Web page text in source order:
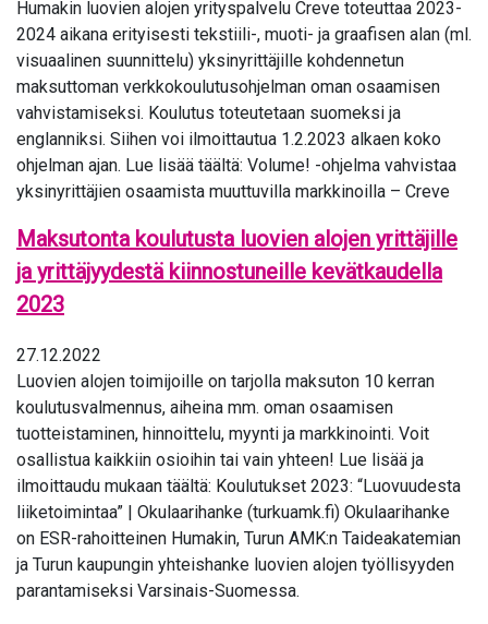
Humakin luovien alojen yrityspalvelu Creve toteuttaa 2023-
2024 aikana erityisesti tekstiili-, muoti- ja graafisen alan (ml.
visuaalinen suunnittelu) yksinyrittäjille kohdennetun
maksuttoman verkkokoulutusohjelman oman osaamisen
vahvistamiseksi. Koulutus toteutetaan suomeksi ja
englanniksi. Siihen voi ilmoittautua 1.2.2023 alkaen koko
ohjelman ajan. Lue lisää täältä: Volume! -ohjelma vahvistaa
yksinyrittäjien osaamista muuttuvilla markkinoilla – Creve
Maksutonta koulutusta luovien alojen yrittäjille
ja yrittäjyydestä kiinnostuneille kevätkaudella
2023
27.12.2022
Luovien alojen toimijoille on tarjolla maksuton 10 kerran
koulutusvalmennus, aiheina mm. oman osaamisen
tuotteistaminen, hinnoittelu, myynti ja markkinointi. Voit
osallistua kaikkiin osioihin tai vain yhteen! Lue lisää ja
ilmoittaudu mukaan täältä: Koulutukset 2023: “Luovuudesta
liiketoimintaa” | Okulaarihanke (turkuamk.fi) Okulaarihanke
on ESR-rahoitteinen Humakin, Turun AMK:n Taideakatemian
ja Turun kaupungin yhteishanke luovien alojen työllisyyden
parantamiseksi Varsinais-Suomessa.